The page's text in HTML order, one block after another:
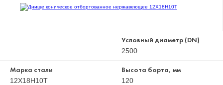
Условный диаметр (DN)
2500
Марка стали
12Х18Н10Т
Высота борта, мм
120